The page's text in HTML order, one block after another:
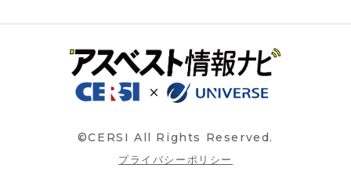
©CERSI All Rights Reserved.
プライバシーポリシー